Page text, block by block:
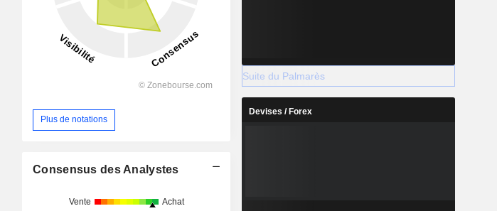
Plus de notations
Consensus des Analystes
Vente Achat
Suite du Palmarès
Devises / Forex